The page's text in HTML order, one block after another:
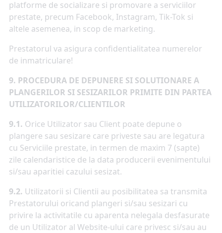
platforme de socializare si promovare a serviciilor
prestate, precum Facebook, Instagram, Tik-Tok si
altele asemenea, in scop de marketing.
Prestatorul va asigura confidentialitatea numerelor
de inmatriculare!
9. PROCEDURA DE DEPUNERE SI SOLUTIONARE A
PLANGERILOR SI SESIZARILOR PRIMITE DIN PARTEA
UTILIZATORILOR/CLIENTILOR
9.1. Orice Utilizator sau Client poate depune o
plangere sau sesizare care priveste sau are legatura
cu Serviciile prestate, in termen de maxim 7 (sapte)
zile calendaristice de la data producerii evenimentului
si/sau aparitiei cazului sesizat.
9.2. Utilizatorii si Clientii au posibilitatea sa transmita
Prestatorului oricand plangeri si/sau sesizari cu
privire la activitatile cu aparenta nelegala desfasurate
de un Utilizator al Website-ului care privesc si/sau au